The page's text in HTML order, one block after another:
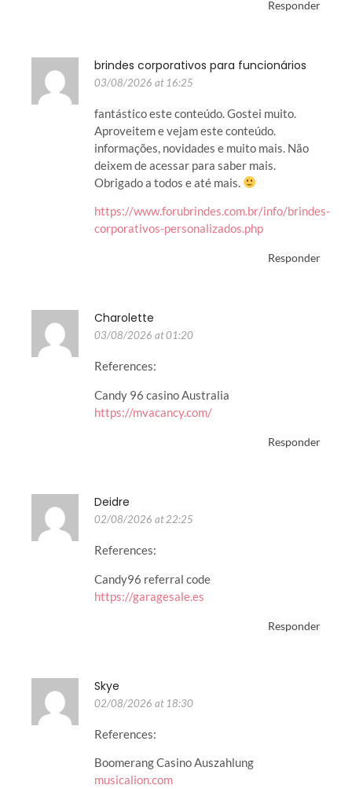
Responder
brindes corporativos para funcionários
03/08/2026 at 16:25
fantástico este conteúdo. Gostei muito.
Aproveitem e vejam este conteúdo.
informações, novidades e muito mais. Não
deixem de acessar para saber mais.
Obrigado a todos e até mais.
https://www.forubrindes.com.br/info/brindes-
corporativos-personalizados.php
Responder
Charolette
03/08/2026 at 01:20
References:
Candy 96 casino Australia
https://mvacancy.com/
Responder
Deidre
02/08/2026 at 22:25
References:
Candy96 referral code
https://garagesale.es
Responder
Skye
02/08/2026 at 18:30
References:
Boomerang Casino Auszahlung
musicalion.com